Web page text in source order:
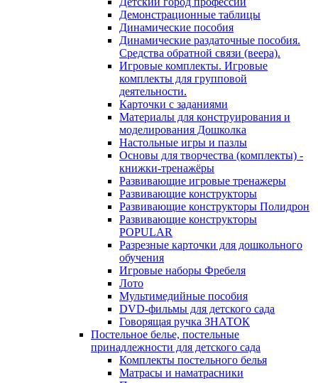
Демонстрационные таблицы
Динамические пособия
Динамические раздаточные пособия.
Средства обратной связи (веера).
Игровые комплекты. Игровые
комплекты для групповой
деятельности.
Карточки с заданиями
Материалы для конструирования и
моделирования Дошколка
Настольные игры и пазлы
Основы для творчества (комплекты) -
книжки-тренажёры
Развивающие игровые тренажеры
Развивающие конструкторы
Развивающие конструкторы Полидрон
Развивающие конструкторы
POPULAR
Разрезные карточки для дошкольного
обучения
Игровые наборы Фребеля
Лото
Мультимедийные пособия
DVD-фильмы для детского сада
Говорящая ручка ЗНАТОК
Постельное белье, постельные
принадлежности для детского сада
Комплекты постельного белья
Матрасы и наматрасники